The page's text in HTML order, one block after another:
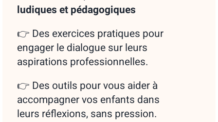
ludiques et pédagogiques
👉 Des exercices pratiques pour
engager le dialogue sur leurs
aspirations professionnelles.
👉 Des outils pour vous aider à
accompagner vos enfants dans
leurs réflexions, sans pression.